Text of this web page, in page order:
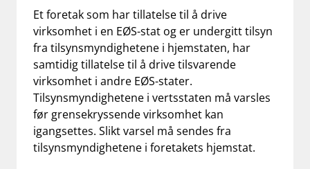
Et foretak som har tillatelse til å drive
virksomhet i en EØS-stat og er undergitt tilsyn
fra tilsynsmyndighetene i hjemstaten, har
samtidig tillatelse til å drive tilsvarende
virksomhet i andre EØS-stater.
Tilsynsmyndighetene i vertsstaten må varsles
før grensekryssende virksomhet kan
igangsettes. Slikt varsel må sendes fra
tilsynsmyndighetene i foretakets hjemstat.